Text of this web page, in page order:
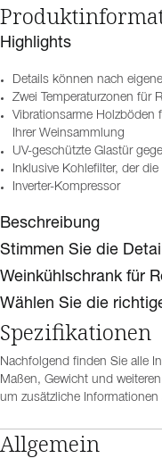
Highlights
Details können nach
Zwei Temperaturzonen für
Vibrationsarme Holzböden
Ihrer Weinsammlung
UV-geschützte Glastür
Inklusive Kohlefilter, der
Inverter-Kompressor
Beschreibung
Stimmen Sie die
Weinkühlschrank für
Wählen Sie die
Spezifikationen
Nachfolgend finden Sie alle
Maßen, Gewicht und
um zusätzliche Informationen
Allgemein